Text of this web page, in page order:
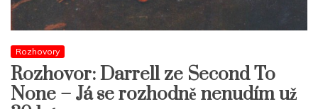
Rozhovory
Rozhovor: Darrell ze Second To
None – Já se rozhodně nenudím už